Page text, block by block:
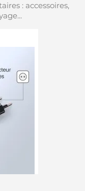
: accessoires,